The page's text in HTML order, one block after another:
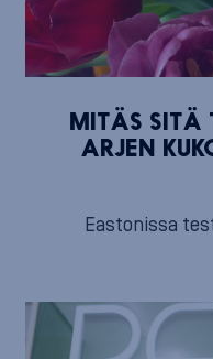
MITÄS SITÄ
ARJEN
Eastonissa